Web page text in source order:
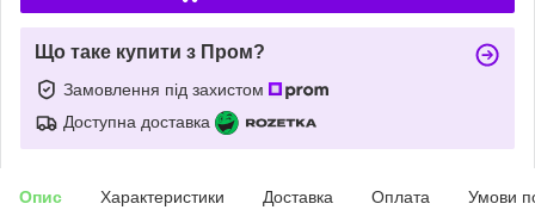
Що таке купити з Пром?
Замовлення під захистом
Доступна доставка
Опис Характеристики Доставка Оплата Умови